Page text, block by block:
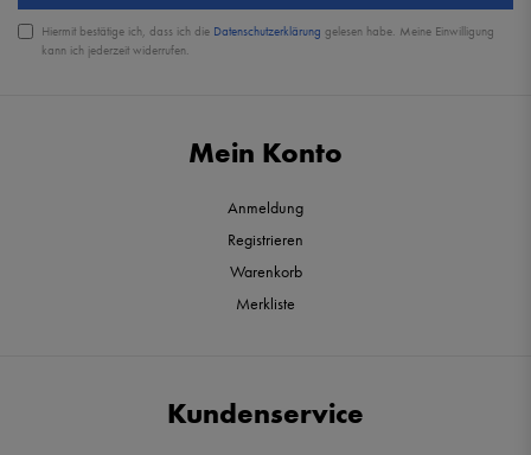
Mein Konto
Anmeldung
Registrieren
Warenkorb
Merkliste
Kundenservice
Hiermit bestätige ich, dass ich die Daten­schutz­erklärung gelesen habe. Meine Einwilligung
kann ich jederzeit widerrufen.